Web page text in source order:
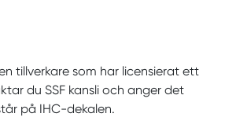
tillverkare som har licensierat ett
du SSF kansli och anger det
på IHC-dekalen.